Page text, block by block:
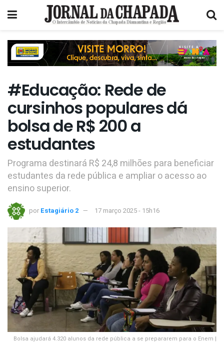
#Educação: Rede de
cursinhos populares dá
bolsa de R$ 200 a
estudantes
Programa destinará R$ 24,8 milhões para beneficiar
estudantes da rede pública e ampliar o acesso ao
ensino superior.
por Estagiário 2 17 março 2025 - 15h16
Bolsa ajudará 4.320 alunos da rede pública a se prepararem para o Enem |